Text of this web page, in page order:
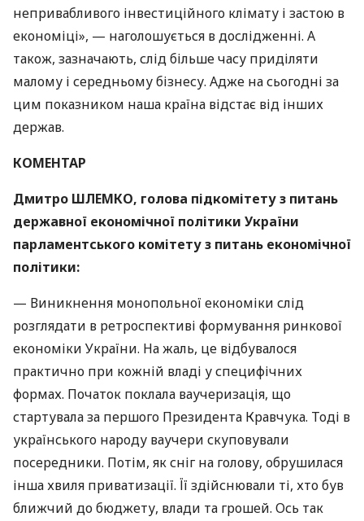
непривабливого інвестиційного клімату і застою в
економіці», — наголошується в дослідженні. А
також, зазначають, слід більше часу приділяти
малому і середньому бізнесу. Адже на сьогодні за
цим показником наша країна відстає від інших
держав.
КОМЕНТАР
Дмитро ШЛЕМКО, голова підкомітету з питань
державної економічної політики України
парламентського комітету з питань економічної
політики:
— Виникнення монопольної економіки слід
розглядати в ретроспективі формування ринкової
економіки України. На жаль, це відбувалося
практично при кожній владі у специфічних
формах. Початок поклала ваучеризація, що
стартувала за першого Президента Кравчука. Тоді в
українського народу ваучери скуповували
посередники. Потім, як сніг на голову, обрушилася
інша хвиля приватизації. Її здійснювали ті, хто був
ближчий до бюджету, влади та грошей. Ось так